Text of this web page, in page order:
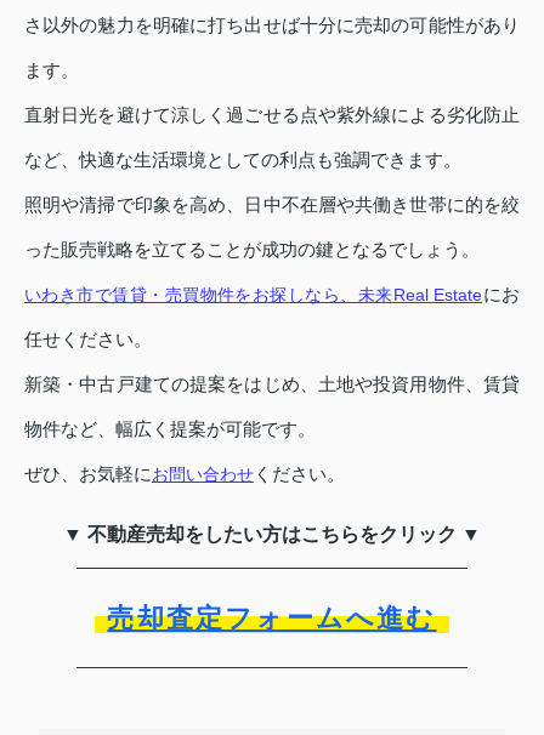
さ以外の魅力を明確に打ち出せば十分に売却の可能性があり
ます。
直射日光を避けて涼しく過ごせる点や紫外線による劣化防止
など、快適な生活環境としての利点も強調できます。
照明や清掃で印象を高め、日中不在層や共働き世帯に的を絞
った販売戦略を立てることが成功の鍵となるでしょう。
いわき市で賃貸・売買物件をお探しなら、未来Real Estateにお
任せください。
新築・中古戸建ての提案をはじめ、土地や投資用物件、賃貸
物件など、幅広く提案が可能です。
ぜひ、お気軽にお問い合わせ ください。
▼ 不動産売却をしたい方はこちらをクリック ▼
売却査定フォームへ進む